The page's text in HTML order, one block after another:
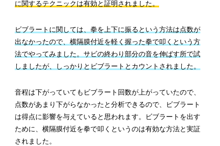
に関するテクニックは有効と証明されました。
ビブラートに関しては、拳を上下に振るという方法は点数が
出なかったので、横隔膜付近を軽く握った拳で叩くという方
法でやってみました。サビの終わり部分の音を伸ばす所で試
しましたが、しっかりとビブラートとカウントされました。
音程は下がっていてもビブラート回数が上がっていたので、
点数があまり下がらなかったと分析できるので、ビブラート
は得点に影響を与えていると思われます。ビブラートを出す
ために、横隔膜付近を拳で叩くというのは有効な方法と実証
されました。